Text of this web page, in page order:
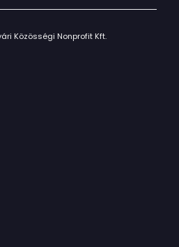
Közösségi Nonprofit Kft.